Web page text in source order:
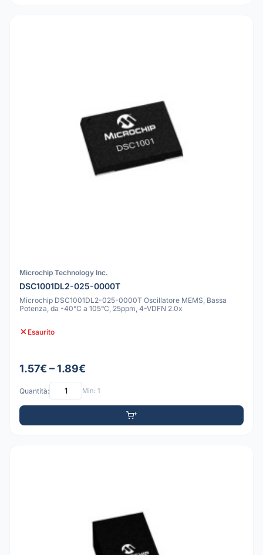
Microchip Technology Inc.
DSC1001DL2-025-0000T
Microchip DSC1001DL2-025-0000T Oscillatore MEMS, Bassa
Potenza, da -40°C a 105°C, 25ppm, 4-VDFN 2.0x
Esaurito
1.57€ – 1.89€
Quantità: Min: 1